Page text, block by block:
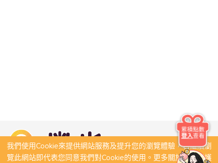
我們使用Cookie來提供網站服務及提升您的瀏覽體驗，若繼續瀏
覽此網站即代表您同意我們對Cookie的使用。更多關於隱私保護
累積點數
登入查看